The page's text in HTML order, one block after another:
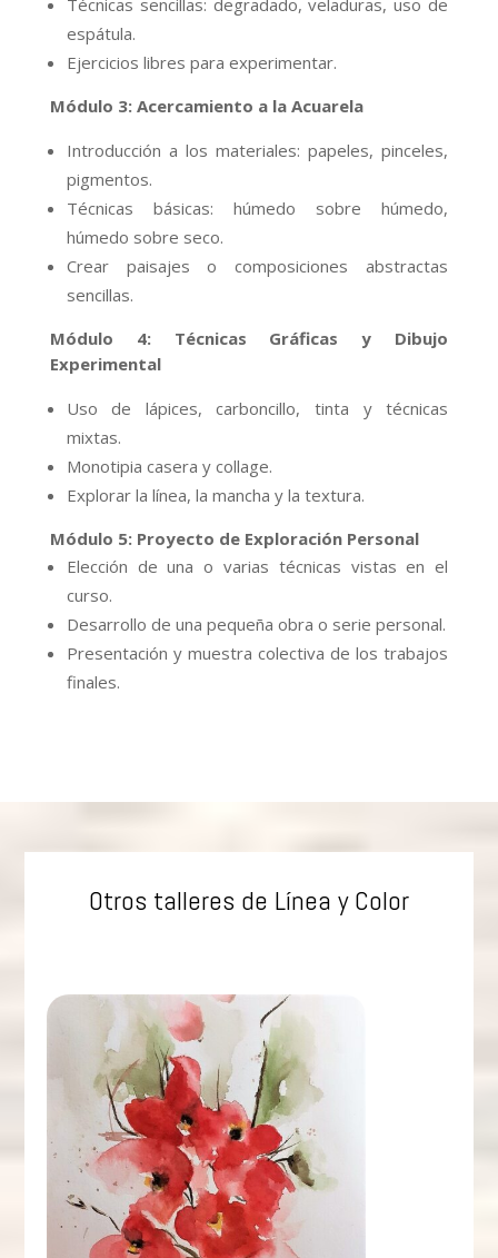
Técnicas sencillas: degradado, veladuras, uso de
espátula.
Ejercicios libres para experimentar.
Módulo 3: Acercamiento a la Acuarela
Introducción a los materiales: papeles, pinceles,
pigmentos.
Técnicas básicas: húmedo sobre húmedo,
húmedo sobre seco.
Crear paisajes o composiciones abstractas
sencillas.
Módulo 4: Técnicas Gráficas y Dibujo
Experimental
Uso de lápices, carboncillo, tinta y técnicas
mixtas.
Monotipia casera y collage.
Explorar la línea, la mancha y la textura.
Módulo 5: Proyecto de Exploración Personal
Elección de una o varias técnicas vistas en el
curso.
Desarrollo de una pequeña obra o serie personal.
Presentación y muestra colectiva de los trabajos
finales.
Otros talleres de Línea y Color